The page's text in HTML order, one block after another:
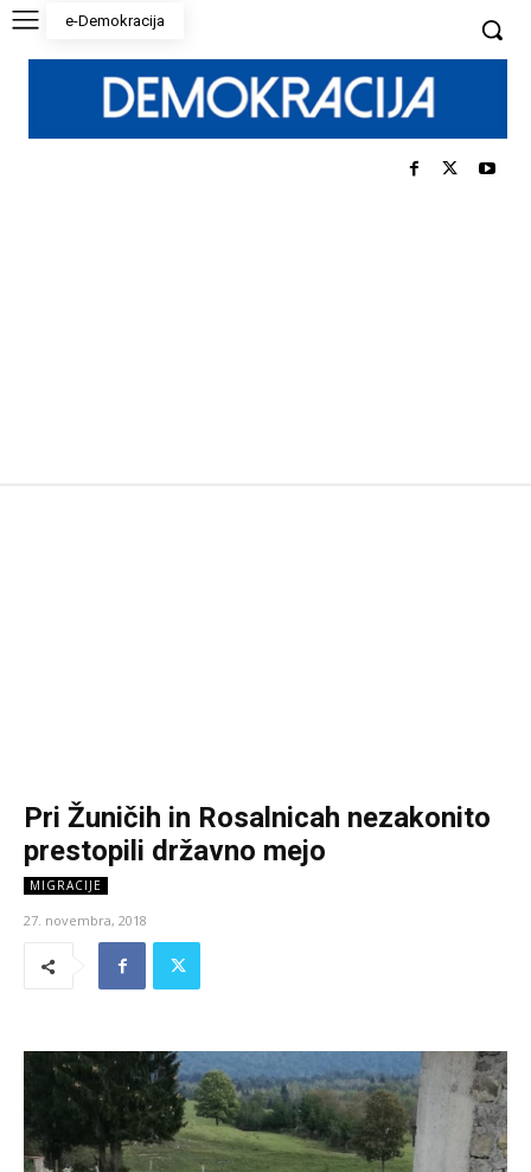
e-Demokracija
Pri Žuničih in Rosalnicah nezakonito
prestopili državno mejo
MIGRACIJE
27. novembra, 2018